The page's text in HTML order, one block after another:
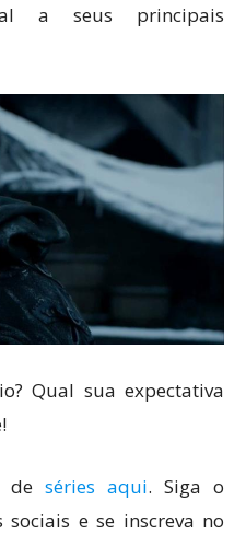
a seus principais
Qual sua expectativa
de séries aqui. Siga o
sociais e se inscreva no